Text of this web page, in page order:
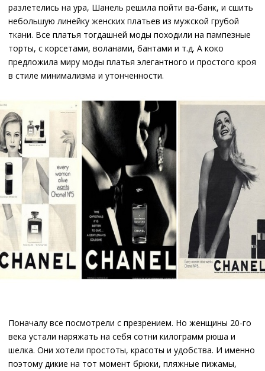
разлетелись на ура, Шанель решила пойти ва-банк, и сшить
небольшую линейку женских платьев из мужской грубой
ткани. Все платья тогдашней моды походили на пампезные
торты, с корсетами, воланами, бантами и т.д. А коко
предложила миру моды платья элегантного и простого кроя
в стиле минимализма и утонченности.
Поначалу все посмотрели с презрением. Но женщины 20-го
века устали наряжать на себя сотни килограмм рюша и
шелка. Они хотели простоты, красоты и удобства. И именно
поэтому дикие на тот момент брюки, пляжные пижамы,